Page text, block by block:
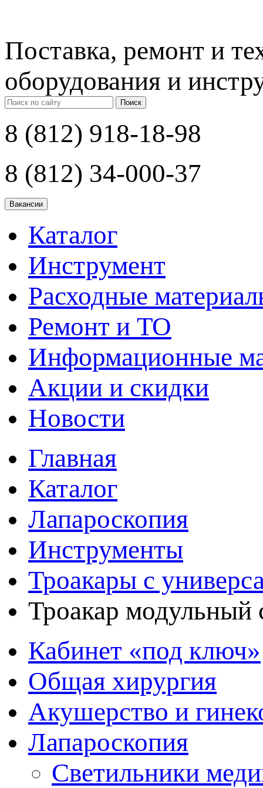
Поставка, ремонт и
оборудования и
Поиск
8 (812) 918-18-98
8 (812) 34-000-37
Каталог
Инструмент
Расходные
Ремонт и ТО
Информационные
Акции и скидки
Новости
Главная
Каталог
Лапароскопия
Инструменты
Троакары с
Троакар модульный
Кабинет «под ключ»
Общая хирургия
Акушерство и
Лапароскопия
Светильники